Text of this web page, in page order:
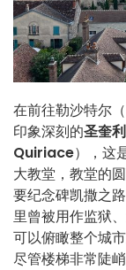
在前往勒沙特尔
印象深刻的圣奎
Quiriace），这
大教堂，教堂的
要纪念碑凯撒之
里曾被用作监狱
可以俯瞰整个城
尽管楼梯非常陡峭